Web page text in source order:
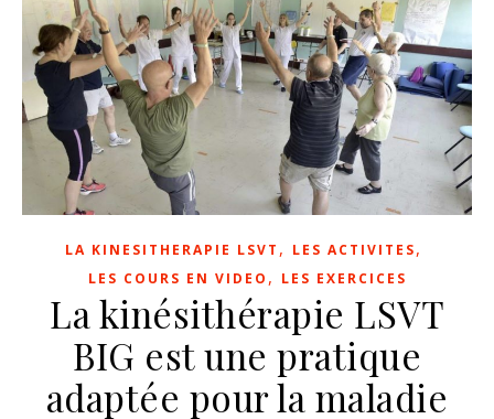
LA KINESITHERAPIE LSVT , LES ACTIVITES,
LES COURS EN VIDEO , LES EXERCICES
La kinésithérapie LSVT
BIG est une pratique
adaptée pour la maladie